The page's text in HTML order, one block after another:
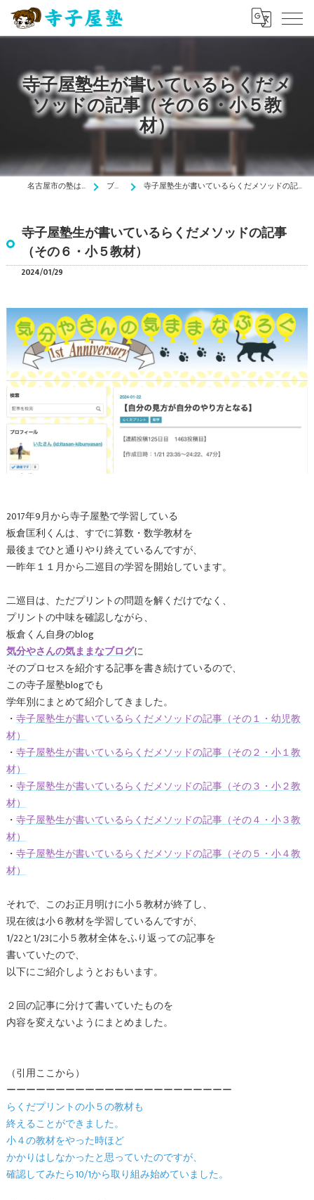
寺子屋塾生が書いているらくだメ
ソッドの記事（その６・小５教
材）
名古屋市の塾は寺子屋塾 ブログ 寺子屋塾生が書いているらくだメソッドの記事（その６・小５教材）
寺子屋塾生が書いているらくだメソッドの記事
（その６・小５教材）
2024/01/29
2017年9月から寺子屋塾で学習している
板倉匡利くんは、すでに算数・数学教材を
最後までひと通りやり終えているんですが、
一昨年１１月から二巡目の学習を開始しています。
二巡目は、ただプリントの問題を解くだけでなく、
プリントの中味を確認しながら、
板倉くん自身のblog
気分やさんの気ままなブログに
そのプロセスを紹介する記事を書き続けているので、
この寺子屋塾blogでも
学年別にまとめて紹介してきました。
・ 寺子屋塾生が書いているらくだメソッドの記事（その１・幼児教
材）
・ 寺子屋塾生が書いているらくだメソッドの記事（その２・小１教
材）
・ 寺子屋塾生が書いているらくだメソッドの記事（その３・小２教
材）
・ 寺子屋塾生が書いているらくだメソッドの記事（その４・小３教
材）
・ 寺子屋塾生が書いているらくだメソッドの記事（その５・小４教
材）
それで、このお正月明けに小５教材が終了し、
現在彼は小６教材を学習しているんですが、
1/22と1/23に小５教材全体をふり返っての記事を
書いていたので、
以下にご紹介しようとおもいます。
２回の記事に分けて書いていたものを
内容を変えないようにまとめました。
（引用ここから）
ーーーーーーーーーーーーーーーーーーーーーーー
らくだプリントの小５の教材も
終えることができました。
小４の教材をやった時ほど
かかりはしなかったと思っていたのですが、
確認してみたら10/1から取り組み始めていました。